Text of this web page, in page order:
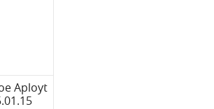
Aployt